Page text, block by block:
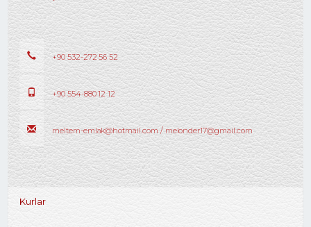
+90 532-272 56 52
+90 554-880 12 12
meltem-emlak@hotmail.com / melonder17@gmail.com
Kurlar